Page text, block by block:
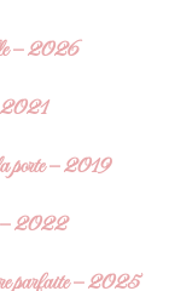
– 2026
porte – 2019
– 2022
parfaite – 2025